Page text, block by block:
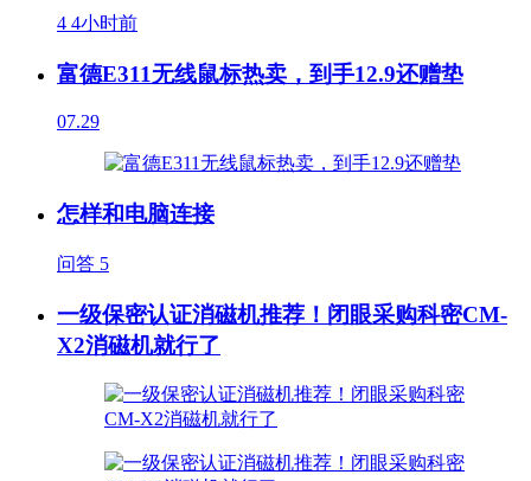
4 4小时前
富德E311无线鼠标热卖，到手12.9还赠垫
07.29
怎样和电脑连接
问答 5
一级保密认证消磁机推荐！闭眼采购科密CM-
X2消磁机就行了